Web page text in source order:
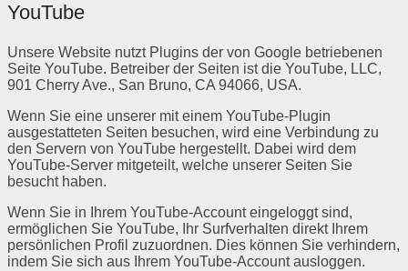
YouTube
Unsere Website nutzt Plugins der von Google betriebenen
Seite YouTube. Betreiber der Seiten ist die YouTube, LLC,
901 Cherry Ave., San Bruno, CA 94066, USA.
Wenn Sie eine unserer mit einem YouTube-Plugin
ausgestatteten Seiten besuchen, wird eine Verbindung zu
den Servern von YouTube hergestellt. Dabei wird dem
YouTube-Server mitgeteilt, welche unserer Seiten Sie
besucht haben.
Wenn Sie in Ihrem YouTube-Account eingeloggt sind,
ermöglichen Sie YouTube, Ihr Surfverhalten direkt Ihrem
persönlichen Profil zuzuordnen. Dies können Sie verhindern,
indem Sie sich aus Ihrem YouTube-Account ausloggen.